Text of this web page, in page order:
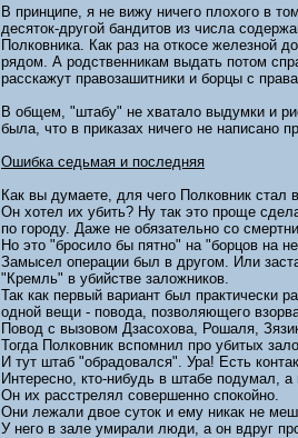
В принципе, я не вижу ничего плохого в
десяток-другой бандитов из числа
Полковника. Как раз на откосе железной
рядом. А родственникам выдать потом
расскажут правозашитники и борцы с
В общем, "штабу" не хватало выдумки и
была, что в приказах ничего не написано
Ошибка седьмая и последняя
Как вы думаете, для чего Полковник стал
Он хотел их убить? Ну так это проще
по городу. Даже не обязательно со
Но это "бросило бы пятно" на "борцов на
Замысел операции был в другом. Или
"Кремль" в убийстве заложников.
Так как первый вариант был практически
одной вещи - повода, позволяющего
Повод с вызовом Дзасохова, Рошаля,
Тогда Полковник вспомнил про убитых
И тут штаб "обрадовался". Ура! Есть
Интересно, кто-нибудь в штабе подумал,
Он их расстрелял совершенно спокойно.
Они лежали двое суток и ему никак не
У него в зале умирали люди, а он вдруг